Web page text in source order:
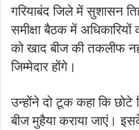
गरियाबंद जिले में सुशासन
समीक्षा बैठक में अधिकारियों
को खाद बीज की तकलीफ
जिम्मेदार होंगे।
उन्होंने दो टूक कहा कि छोटे
बीज मुहैया कराया जाएं।